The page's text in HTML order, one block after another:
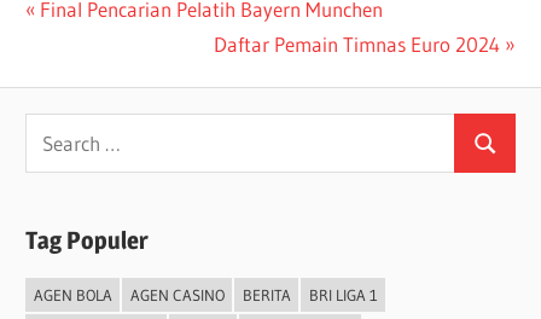
Post
Previous
Final Pencarian Pelatih Bayern Munchen
Next
Daftar Pemain Timnas Euro 2024
Search
for:
Search
Tag Populer
AGEN BOLA AGEN CASINO BERITA
BRI LIGA 1